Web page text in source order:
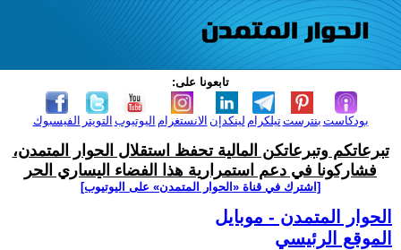
تابعونا على:
الفيسبوك التويتر اليوتيوب الانستغرام لينكدإن تيلكرامبنترست بودكاست
تبرعاتكم وتبرعاتكن المالية تحفظ استقلال الحوار المتمدن،
فشاركونا في دعم استمرارية هذا الفضاء اليساري الحر
[اشترك في قناة ‫«الحوار المتمدن» على اليوتيوب]
الحوار المتمدن - موبايل
الموقع الرئيسي